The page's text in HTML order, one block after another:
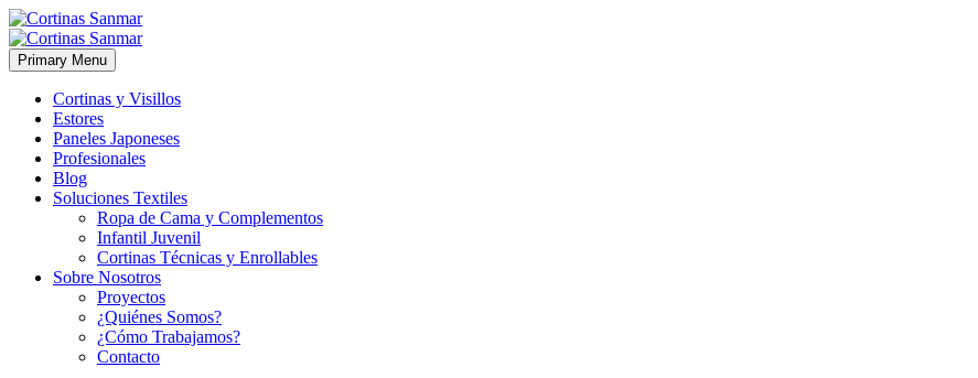
Primary Menu
Cortinas y Visillos
Estores
Paneles Japoneses
Profesionales
Blog
Soluciones Textiles
Ropa de Cama y Complementos
Infantil Juvenil
Cortinas Técnicas y Enrollables
Sobre Nosotros
Proyectos
¿Quiénes Somos?
¿Cómo Trabajamos?
Contacto